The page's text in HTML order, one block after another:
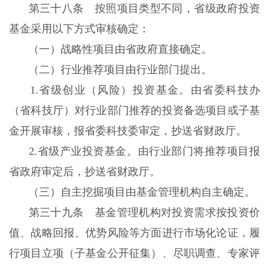
第三十八条 按照项目类型不同，省级政府投资
基金采用以下方式审核确定：
（一）战略性项目由省政府直接确定。
（二）行业推荐项目由行业部门提出。
1.省级创业（风险）投资基金。由省委科技办
（省科技厅）对行业部门推荐的投资备选项目或子基
金开展审核，报省委科技委审定，抄送省财政厅。
2.省级产业投资基金。由行业部门将推荐项目报
省政府审定后，抄送省财政厅。
（三）自主挖掘项目由基金管理机构自主确定。
第三十九条 基金管理机构对投资需求按投资价
值、战略回报、优势风险等方面进行市场化论证，履
行项目立项（子基金公开征集）、尽职调查、专家评